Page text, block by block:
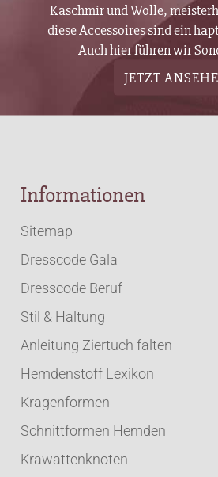
Kaschmir und Wolle,
diese Accessoires sind ein
Auch hier führen wir
JETZT
Informationen
Sitemap
Dresscode Gala
Dresscode Beruf
Stil & Haltung
Anleitung Ziertuch falten
Hemdenstoff Lexikon
Kragenformen
Schnittformen Hemden
Krawattenknoten